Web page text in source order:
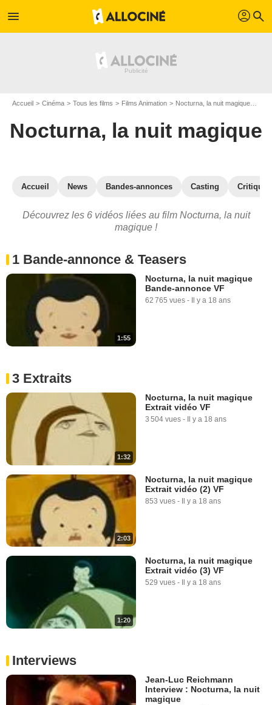
menu profil search
Accueil Cinéma Tous les films Films Animation Nocturna, la nuit magique
Nocturna, la nuit magique
Accueil News Bandes-annonces Casting
Découvrez les 6 vidéos liées au film Nocturna, la nuit
magique !
1 Bande-annonce & Teasers
1:55
Nocturna, la nuit magique
Bande-annonce VF
62 765 vues - Il y a 18 ans
3 Extraits
1:32
Nocturna, la nuit magique
Extrait vidéo VF
3 504 vues - Il y a 18 ans
2:03
Nocturna, la nuit magique
Extrait vidéo (2) VF
853 vues - Il y a 18 ans
1:20
Nocturna, la nuit magique
Extrait vidéo (3) VF
529 vues - Il y a 18 ans
Interviews
Jean-Luc Reichmann
Interview : Nocturna, la nuit
magique